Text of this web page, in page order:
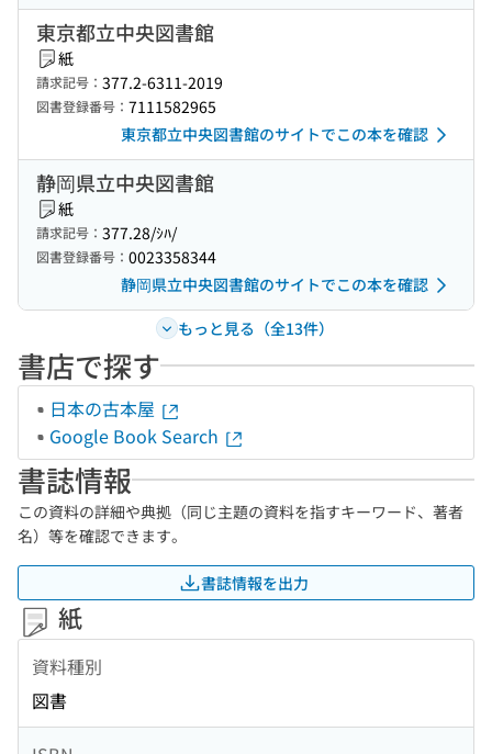
東京都立中央図書館
紙
請求記号： 377.2-6311-2019
図書登録番号： 7111582965
東京都立中央図書館のサイトでこの本を確認
静岡県立中央図書館
紙
請求記号： 377.28/ｼﾊ/
図書登録番号： 0023358344
静岡県立中央図書館のサイトでこの本を確認
もっと見る（全13件）
書店で探す
日本の古本屋
Google Book Search
書誌情報
この資料の詳細や典拠（同じ主題の資料を指すキーワード、著者
名）等を確認できます。
書誌情報を出力
紙
資料種別
図書